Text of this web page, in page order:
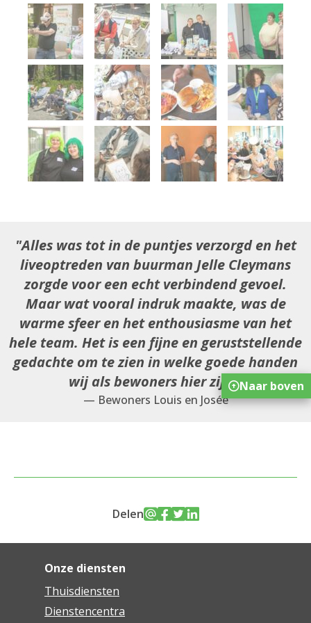
Alles was tot in de puntjes verzorgd en het
liveoptreden van buurman Jelle Cleymans
zorgde voor een echt verbindend gevoel.
Maar wat vooral indruk maakte, was de
warme sfeer en het enthousiasme van het
hele team. Het is een fijne en geruststellende
gedachte om te zien in welke goede handen
wij als bewoners hier zijn.
— Bewoners Louis en Josée
Delen
Onze diensten
Thuisdiensten
Dienstencentra
Naar boven